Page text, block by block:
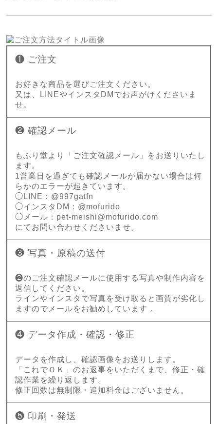
❶ ご注文
お好きな商品を選びご注文ください。
又は、LINEやインスタDMでお声がけくださいま
せ。
❷ 確認メール
もふり堂より「ご注文確認メール」をお送りいたし
ます。
1営業日を過ぎても確認メールが届かない場合は何
らかのエラーが起きています。
◯LINE：@997gatfn
◯インスタDM：@mofurido
◯メール： pet-meishi@mofurido.com
にてお問い合わせくださいませ。
❸ 写真・原稿の送付
❷のご注文確認メールに使用する写真や制作内容を
返信してください。
ラインやインスタで写真を受け取ると画質が劣化し
ますのでメールをお勧めしています 。
❹ データ作成・確認・修正
データを作成し、確認画像をお送りします。
「これでＯＫ」のお返事をいただくまで、修正・確
認作業を繰り返します。
修正回数は無制限・追加料金はございません。
❺ 印刷・発送